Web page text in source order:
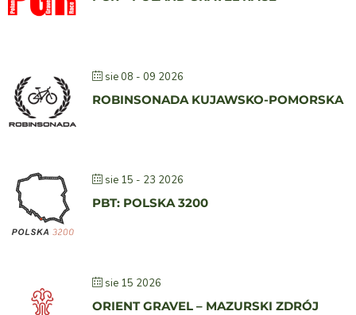
sie 08 - 09 2026
ROBINSONADA KUJAWSKO-POMORSKA
sie 15 - 23 2026
PBT: POLSKA 3200
sie 15 2026
ORIENT GRAVEL – MAZURSKI ZDRÓJ